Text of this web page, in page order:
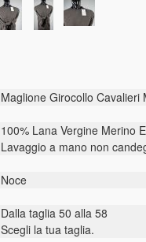
Maglione Girocollo
100% Lana Vergine Merino
Lavaggio a mano non
Noce
Dalla taglia 50 alla 58
Scegli la tua taglia.